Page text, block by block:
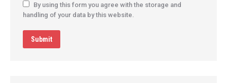
By using this form you agree with the storage and
handling of your data by this website.
Submit